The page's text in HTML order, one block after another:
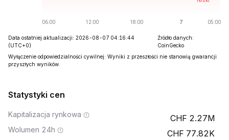
Data ostatniej aktualizacji: 2026-08-07 04:16:44
(UTC+0)
Źródło danych:
CoinGecko
Wyłączenie odpowiedzialności cywilnej: Wyniki z przeszłości nie stanowią gwarancji
przyszłych wyników.
Statystyki cen
Kapitalizacja rynkowa 2.27M
Wolumen 24h 77.82K